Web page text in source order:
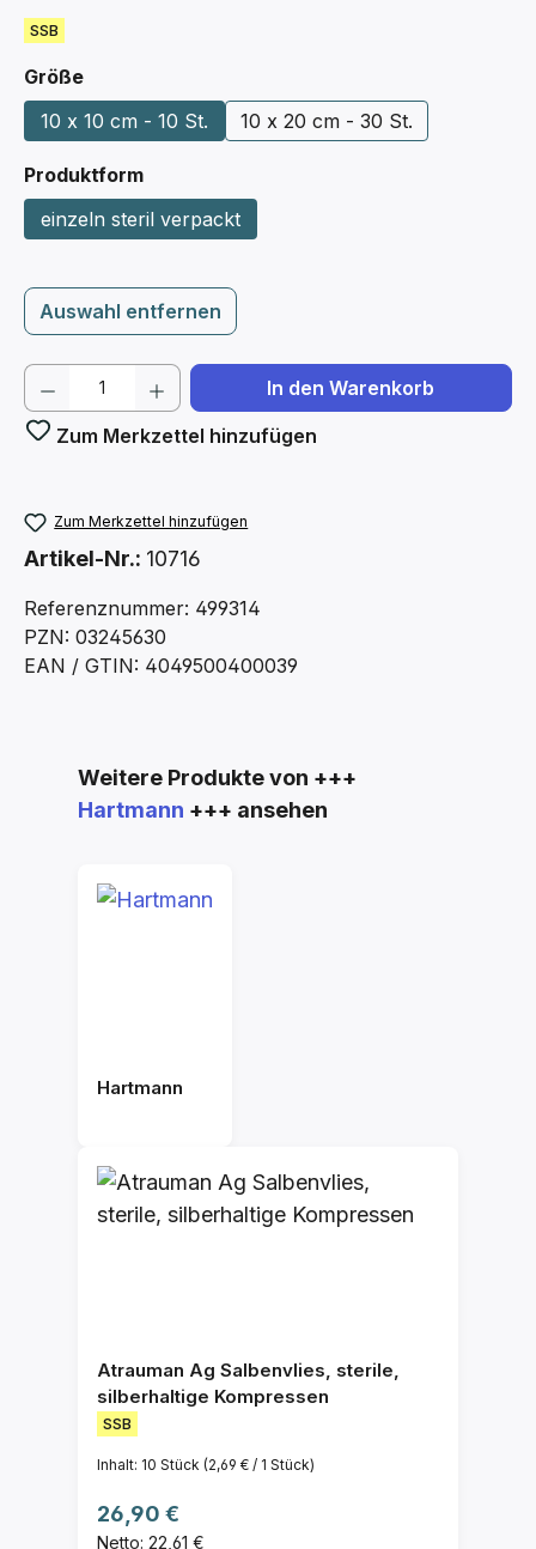
SSB
Größeauswählen
10 x 10 cm - 10 St.
10 x 20 cm - 30 St.
Produktformauswählen
einzeln steril verpackt
Auswahl entfernen
Produkt Anzahl: Gib den gewünschten
In den Warenkorb
Zum Merkzettel hinzufügen
Zum Merkzettel hinzufügen
Artikel-Nr.: 10716
Referenznummer: 499314
PZN: 03245630
EAN / GTIN: 4049500400039
Produktgalerie überspringen
Weitere Produkte von +++
Hartmann +++ ansehen
Hartmann
Atrauman Ag Salbenvlies, sterile,
silberhaltige Kompressen
SSB
Inhalt: 10 Stück (2,69 € / 1 Stück)
Regulärer Preis:
26,90 €
Netto: 22,61 €